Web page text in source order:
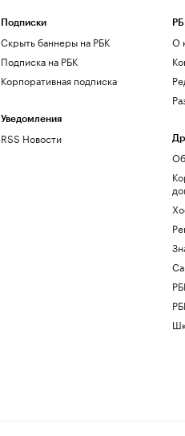
Подписки
Скрыть баннеры на РБК
Подписка на РБК
Корпоративная подписка
Уведомления
RSS Новости
О